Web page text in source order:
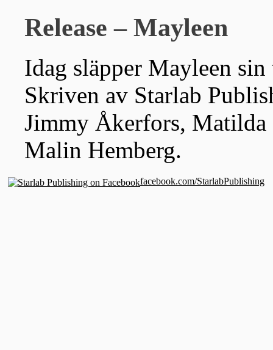
Release – Mayleen
Idag släpper Mayleen
Skriven av Starlab
Jimmy Åkerfors,
Malin Hemberg.
facebook.com/StarlabPublishing